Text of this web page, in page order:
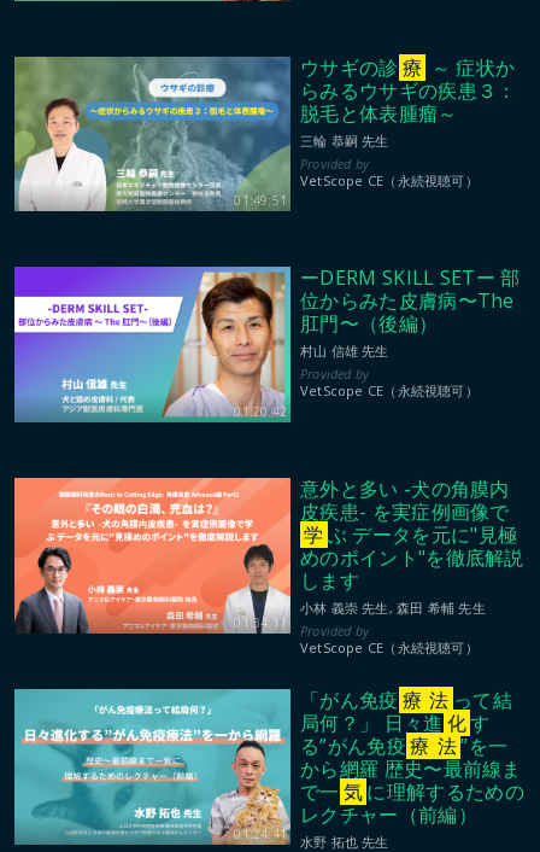
01:49:51
ウサギの診 療 ～ 症状か
らみるウサギの疾患３：
脱毛と体表腫瘤～
三輪 恭嗣 先生
VetScope CE（永続視聴可）
01:20:42
ーDERM SKILL SETー 部
位からみた皮膚病〜The
肛門〜（後編）
村山 信雄 先生
VetScope CE（永続視聴可）
01:34:11
意外と多い -犬の角膜内
皮疾患- を実症例画像で
学 ぶ データを元に"見極
めのポイント"を徹底解説
します
小林 義崇 先生, 森田 希輔 先生
VetScope CE（永続視聴可）
01:24:41
「がん免疫 療 法 って結
局何？」 日々進 化す
る”がん免疫療 法”を一
から網羅 歴史〜最前線ま
で一 気に理解するための
レクチャー（前編）
水野 拓也 先生